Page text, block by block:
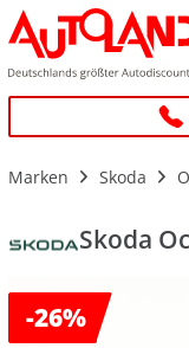
Marken Skoda
Skoda
-26%